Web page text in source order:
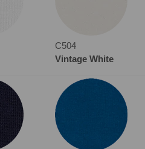
C504
Vintage White